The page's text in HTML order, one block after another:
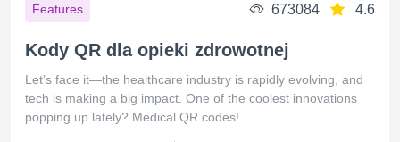
Features 673084 4.6
Kody QR dla opieki zdrowotnej
Let’s face it—the healthcare industry is rapidly evolving, and
tech is making a big impact. One of the coolest innovations
popping up lately? Medical QR codes!